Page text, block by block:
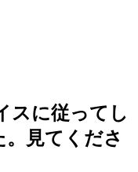
スに従ってし
見てくださ